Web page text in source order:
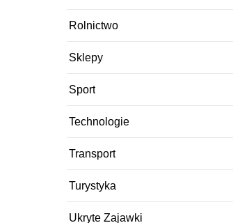
Rolnictwo
Sklepy
Sport
Technologie
Transport
Turystyka
Ukryte Zajawki